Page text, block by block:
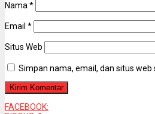
Nama*
Email *
Situs Web
Simpan nama, email, dan situs
FACEBOOK: